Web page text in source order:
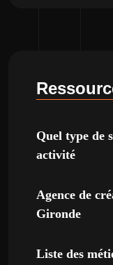
Quel type de
activité
Agence de
Gironde
Liste des